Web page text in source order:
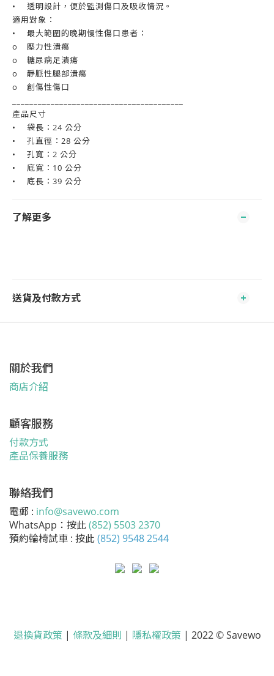
•
透明設計，便於監測傷口及吸收情況。
適用對象：
•
最大範圍的晚期慢性傷口患者：
o
壓力性潰瘍
o
糖尿病足潰瘍
o
靜脈性腿部潰瘍
o
創傷性傷口
產品尺寸
•
袋長：24 公分
•
孔直徑：28 公分
•
孔寬：2 公分
•
底寬：10 公分
•
底長：39 公分
了解更多
送貨及付款方式
關於我們
商店介紹
顧客服務
付款方式
產品保養服務
聯絡我們
電郵 : info@savewo.com
WhatsApp：按此 (852) 5503 2370
預約輪椅試車 : 按此 (852) 9548 2544
退換貨政策 | 條款及細則 | 隱私權政策 | 2022 © Savewo